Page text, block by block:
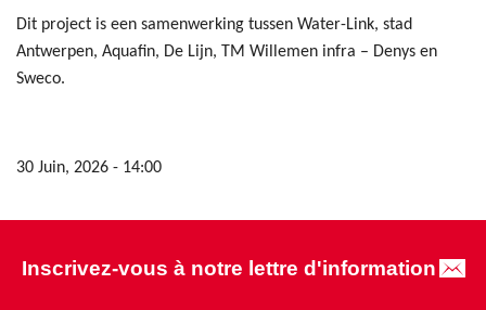
Dit project is een samenwerking tussen Water-Link, stad
Antwerpen, Aquafin, De Lijn, TM Willemen infra – Denys en
Sweco.
30 Juin, 2026 - 14:00
Inscrivez-vous à notre lettre d'information